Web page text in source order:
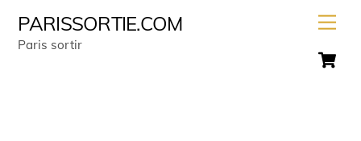
PARISSORTIE.COM
Paris sortir